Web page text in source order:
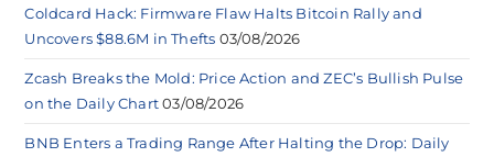
Coldcard Hack: Firmware Flaw Halts Bitcoin Rally and
Uncovers $88.6M in Thefts 03/08/2026
Zcash Breaks the Mold: Price Action and ZEC’s Bullish Pulse
on the Daily Chart 03/08/2026
BNB Enters a Trading Range After Halting the Drop: Daily